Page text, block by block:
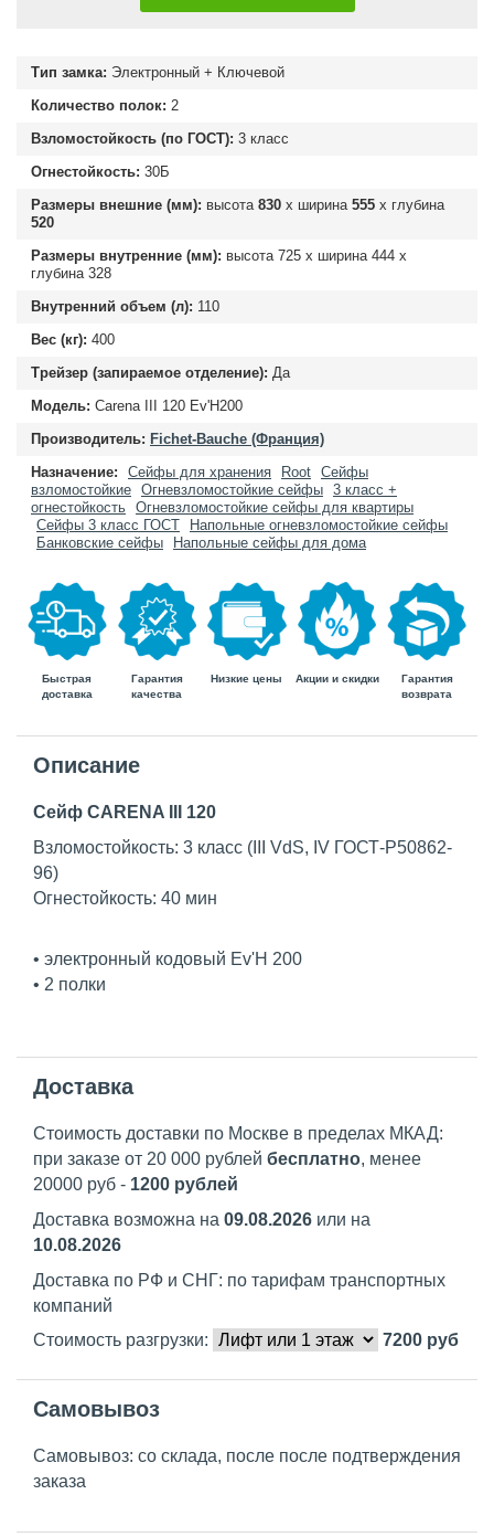
Тип замка: Электронный + Ключевой
Количество полок: 2
Взломостойкость (по ГОСТ): 3 класс
Огнестойкость: 30Б
Размеры внешние (мм): высота 830 х ширина 555 х глубина
520
Размеры внутренние (мм): высота 725 х ширина 444 х
глубина 328
Внутренний объем (л): 110
Вес (кг): 400
Трейзер (запираемое отделение): Да
Модель: Carena III 120 Ev'H200
Производитель: Fichet-Bauche (Франция)
Назначение:
Сейфы для хранения Root Сейфы
взломостойкие Огневзломостойкие сейфы 3 класс +
огнестойкость Огневзломостойкие сейфы для квартиры
Сейфы 3 класс ГОСТ
Напольные огневзломостойкие сейфы
Банковские сейфы
Напольные сейфы для дома
Быстрая
доставка
Гарантия
качества
Низкие цены Акции и скидки
Гарантия
возврата
Описание
Сейф CARENA III 120
Взломостойкость: 3 класс (III VdS, IV ГОСТ-Р50862-
96)
Огнестойкость: 40 мин
• электронный кодовый Ev'H 200
• 2 полки
Доставка
Стоимость доставки по Москве в пределах МКАД:
при заказе от 20 000 рублей бесплатно, менее
20000 руб - 1200 рублей
Доставка возможна на 09.08.2026 или на
10.08.2026
Доставка по РФ и СНГ: по тарифам транспортных
компаний
Стоимость разгрузки:
7200 руб
Самовывоз
Самовывоз: со склада, после после подтверждения
заказа